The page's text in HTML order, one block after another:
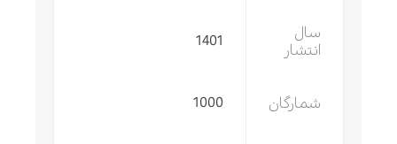
سال
انتشار
1401
شمارگان 1000